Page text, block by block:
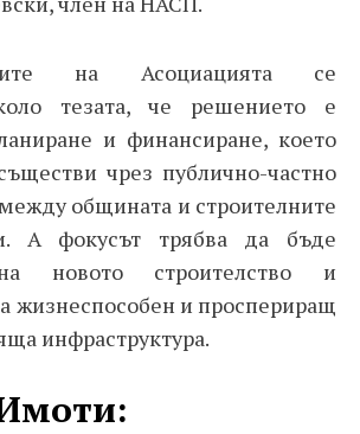
на Асоциацията се
тезата, че решението е
и финансиране, което
чрез публично-частно
общината и строителните
А фокусът трябва да бъде
новото строителство и
жизнеспособен и проспериращ
инфраструктура.